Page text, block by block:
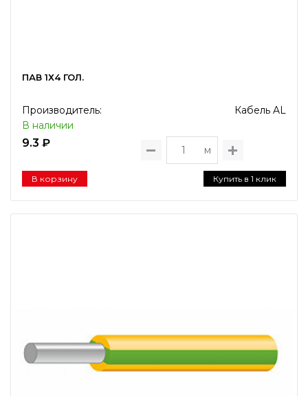
ПАВ 1Х4 ГОЛ.
Производитель:
Кабель AL
В наличии
9.3 ₽
м
В корзину Купить в 1 клик